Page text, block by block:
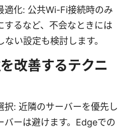
適化: 公共Wi-Fi接続時のみ
するなど、不会なときには
い設定も検討します。
改善するテクニ
択: 近隣のサーバーを優先し
バーは避けます。Edgeでの